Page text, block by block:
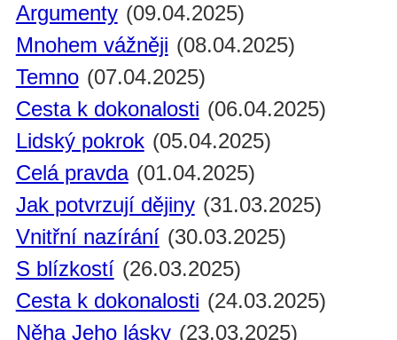
Argumenty (09.04.2025)
Mnohem vážněji (08.04.2025)
Temno (07.04.2025)
Cesta k dokonalosti (06.04.2025)
Lidský pokrok (05.04.2025)
Celá pravda (01.04.2025)
Jak potvrzují dějiny (31.03.2025)
Vnitřní nazírání (30.03.2025)
S blízkostí (26.03.2025)
Cesta k dokonalosti (24.03.2025)
Něha Jeho lásky (23.03.2025)